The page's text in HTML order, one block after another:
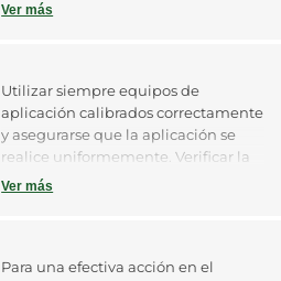
la respiración celular y la producción
Ver más
Utilizar siempre equipos de
aplicación calibrados correctamente
y asegurarse que la aplicación se
realice uniformemente. Verificar la
calibración de los equipos y recordar
En banano y plátano se recomienda
Ver más
Para una efectiva acción en el